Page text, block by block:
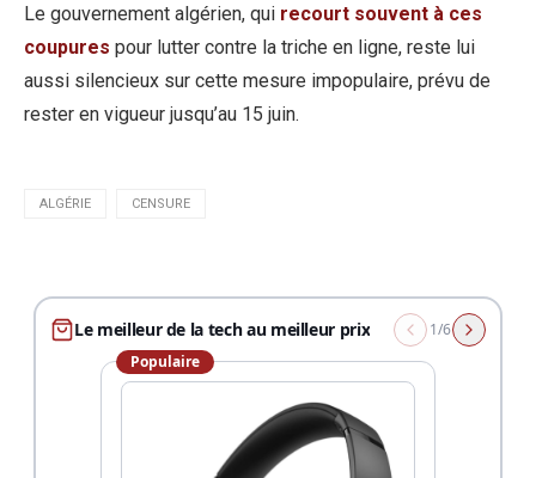
Le gouvernement algérien, qui recourt souvent à ces
coupures pour lutter contre la triche en ligne, reste lui
aussi silencieux sur cette mesure impopulaire, prévu de
rester en vigueur jusqu’au 15 juin.
ALGÉRIE CENSURE